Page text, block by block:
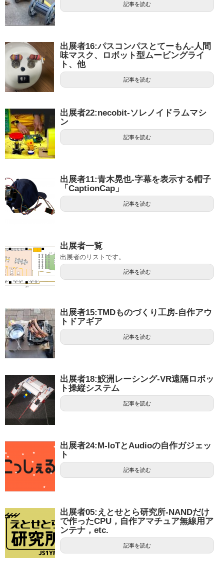
記事を読む
出展者16:パスコンパスとてーもん-人間
味マスク、ロボット型ムービングライ
ト、他
記事を読む
出展者22:necobit-ソレノイドラムマシ
ン
記事を読む
出展者11:青木晃也-字幕を表示する帽子
「CaptionCap」
記事を読む
出展者一覧
出展者のリストです。
記事を読む
出展者15:TMDものづくり工房-自作アウ
トドアギア
記事を読む
出展者18:鮫洲レーシング-VR遠隔ロボッ
ト操縦システム
記事を読む
出展者24:M-IoTとAudioの自作ガジェッ
ト
記事を読む
出展者05:えとせとら研究所-NANDだけ
で作ったCPU，自作アマチュア無線用ア
ンテナ，etc.
記事を読む